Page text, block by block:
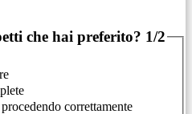
che hai preferito? 1/2
correttamente